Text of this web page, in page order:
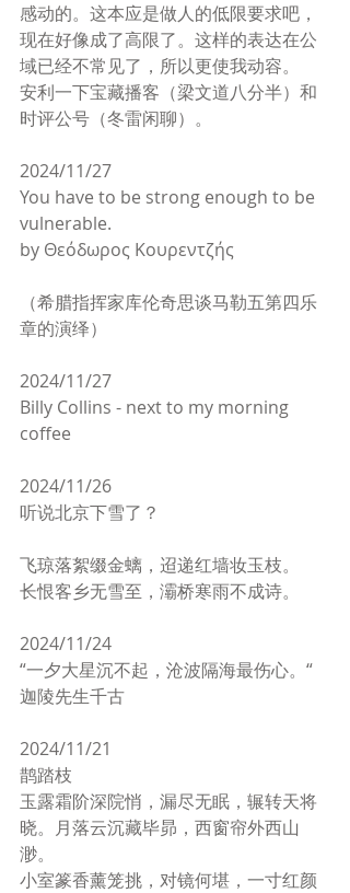
感动的。这本应是做人的低限要求吧，
现在好像成了高限了。这样的表达在公
域已经不常见了，所以更使我动容。
安利一下宝藏播客（梁文道八分半）和
时评公号（冬雷闲聊）。
2024/11/27
You have to be strong enough to be
vulnerable.
by Θεόδωρος Κουρεντζής
（希腊指挥家库伦奇思谈马勒五第四乐
章的演绎）
2024/11/27
Billy Collins - next to my morning
coffee
2024/11/26
听说北京下雪了？
飞琼落絮缀金螭，迢递红墙妆玉枝。
长恨客乡无雪至，灞桥寒雨不成诗。
2024/11/24
“一夕大星沉不起，沧波隔海最伤心。“
迦陵先生千古
2024/11/21
鹊踏枝
玉露霜阶深院悄，漏尽无眠，辗转天将
晓。月落云沉藏毕昴，西窗帘外西山
渺。
小室篆香薰笼挑，对镜何堪，一寸红颜